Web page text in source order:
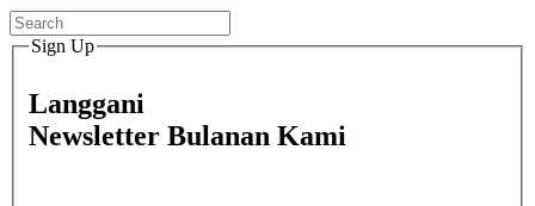
Sign Up
Langgani
Newsletter Bulanan Kami